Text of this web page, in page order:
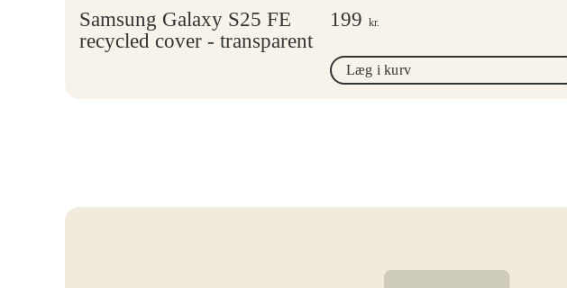
Samsung Galaxy S25 FE
recycled cover - transparent
199 kr.
Læg i kurv